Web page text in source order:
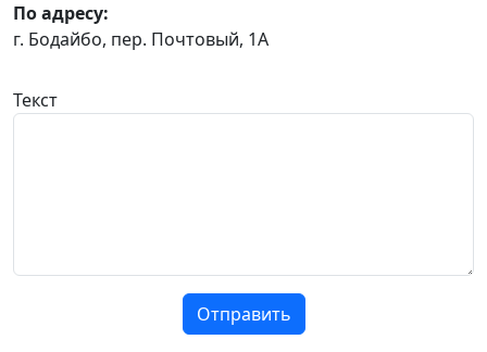
По адресу:
г. Бодайбо, пер. Почтовый, 1А
Текст
Отправить